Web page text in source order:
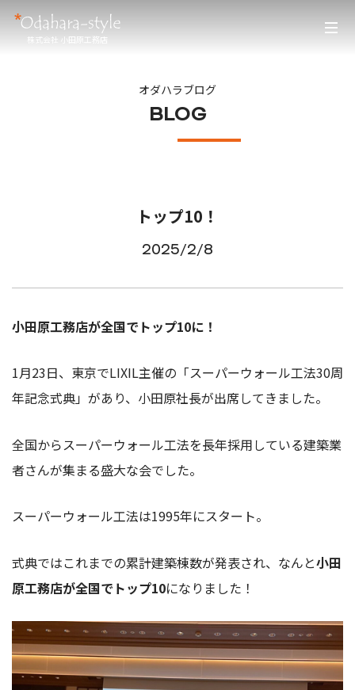
株式会社 小田原工務店
オダハラブログ
BLOG
トップ10！
2025/2/8
小田原工務店が全国でトップ10に！
1月23日、東京でLIXIL主催の「スーパーウォール工法30周
年記念式典」があり、小田原社長が出席してきました。
全国からスーパーウォール工法を長年採用している建築業
者さんが集まる盛大な会でした。
スーパーウォール工法は1995年にスタート。
式典ではこれまでの累計建築棟数が発表され、なんと小田
原工務店が全国でトップ10になりました！